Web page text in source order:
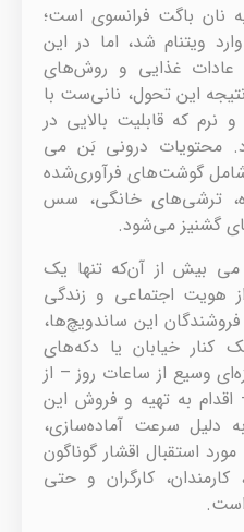
نان باگت فرانسوی است؛
ویتنام شد، اما در این
عادات غذایی و روش‌های
این تحول، نانی‌ست با
که قابلیت بالایی در
محتویات درونی بَن می
گوشت‌های فرآوری‌شده
ترشی‌های خانگی، سس
گشنیز می‌شود.
بیش از آن‌که تنها یک
هویت اجتماعی و زندگی
این ساندویچ‌ها،
کنار خیابان یا دکه‌های
وسیع از ساعات روز – از
به تهیه و فروش این
دلیل سرعت آماده‌سازی،
استقبال اقشار گوناگون
کارگران و حتی
است.